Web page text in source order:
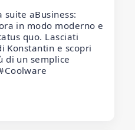
aBusiness:
in modo moderno e
quo. Lasciati
Konstantin e scopri
di un semplice